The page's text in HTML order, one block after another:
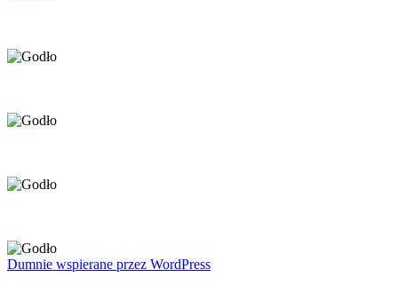
Dumnie wspierane przez WordPress